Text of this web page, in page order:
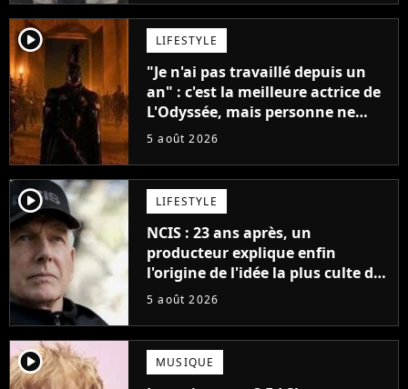
player2 LIFESTYLE
"Je n'ai pas travaillé depuis un
an" : c'est la meilleure actrice de
L'Odyssée, mais personne ne
veut lui donner de rôle au
5 août 2026
player2 LIFESTYLE
NCIS : 23 ans après, un
producteur explique enfin
l'origine de l'idée la plus culte de
la série (et on ne parle pas du
5 août 2026
player2 MUSIQUE